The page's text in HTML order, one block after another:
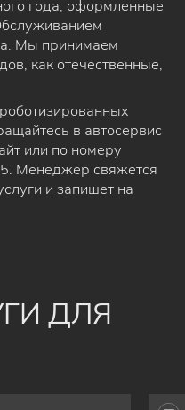
года, оформленные
Мы принимаем
как отечественные,
в автосервис
или по номеру
Менеджер свяжется
и запишет на
ДЛЯ